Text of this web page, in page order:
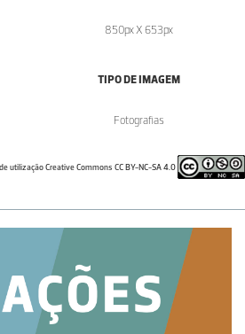
850px X 653px
TIPO DE IMAGEM
Fotografias
utilização Creative Commons CC BY-NC-SA 4.0